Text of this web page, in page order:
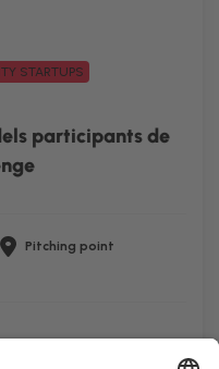
STARTUPS
participants de
Pitching point